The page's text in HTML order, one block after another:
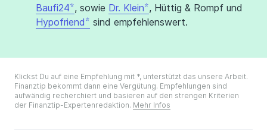
Baufi24 , sowie Dr. Klein , Hüttig & Rompf und
Hypofriend
sind empfehlenswert.
Klickst Du auf eine Empfehlung mit *, unterstützt das unsere Arbeit.
Finanztip bekommt dann eine Vergütung. Empfehlungen sind
aufwändig recherchiert und basieren auf den strengen Kriterien
der Finanztip-Expertenredaktion. Mehr Infos